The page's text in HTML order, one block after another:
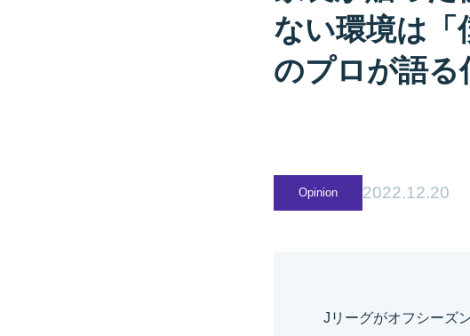
ない環境は「
のプロが語る
Opinion 2022.12.20
Jリーグがオフシーズ